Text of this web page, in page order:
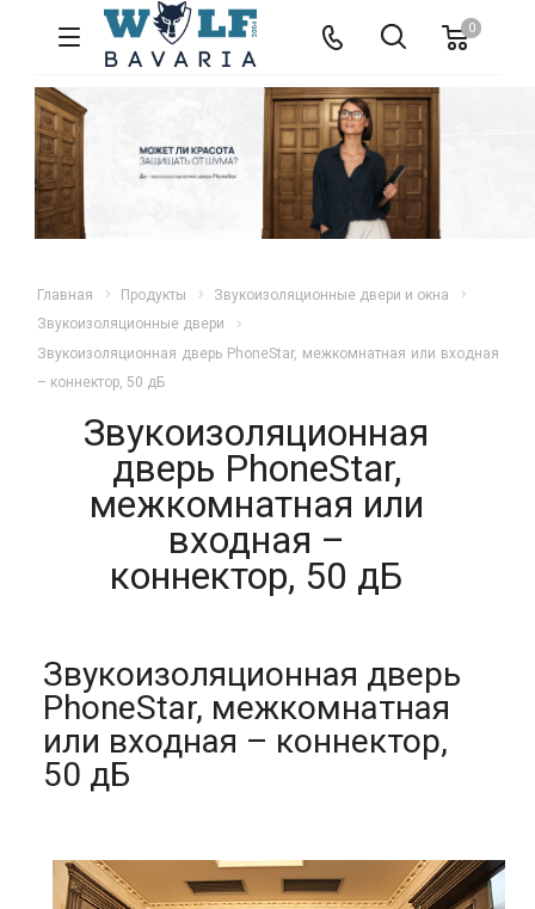
0
Главная Продукты
Звукоизоляционные двери и окна
Звукоизоляционные двери
Звукоизоляционная дверь PhoneStar, межкомнатная или входная
– коннектор, 50 дБ
Звукоизоляционная
дверь PhoneStar,
межкомнатная или
входная –
коннектор, 50 дБ
Звукоизоляционная дверь
PhoneStar, межкомнатная
или входная – коннектор,
50 дБ